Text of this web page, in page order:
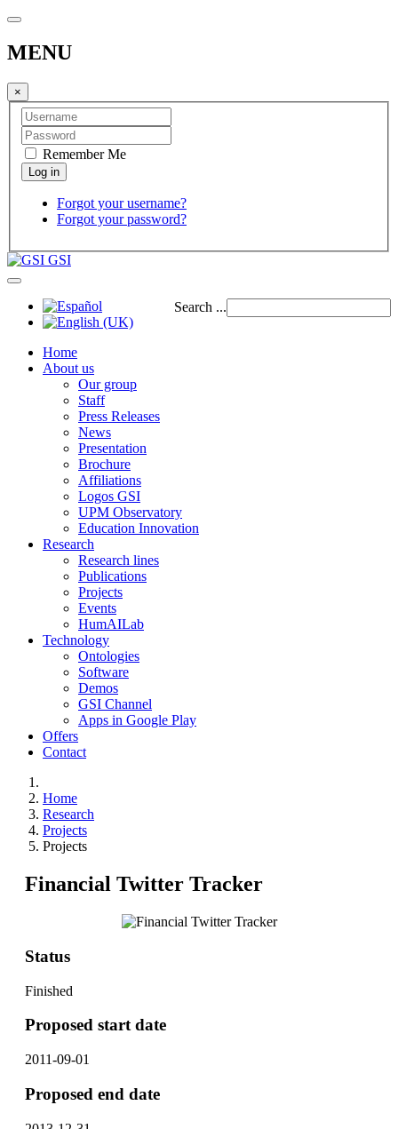
MENU
×
Remember Me
Forgot your username?
Forgot your password?
GSI
Search ...
Home
About us
Our group
Staff
Press Releases
News
Presentation
Brochure
Affiliations
Logos GSI
UPM Observatory
Education Innovation
Research
Research lines
Publications
Projects
Events
HumAILab
Technology
Ontologies
Software
Demos
GSI Channel
Apps in Google Play
Offers
Contact
Home
Research
Projects
Projects
Financial Twitter Tracker
Status
Finished
Proposed start date
2011-09-01
Proposed end date